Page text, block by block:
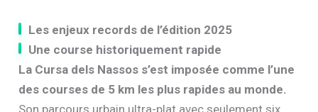
Les enjeux records de l’édition 2025
Une course historiquement rapide
La Cursa dels Nassos s’est imposée comme l’une
des courses de 5 km les plus rapides au monde.
Son parcours urbain ultra-plat avec seulement six